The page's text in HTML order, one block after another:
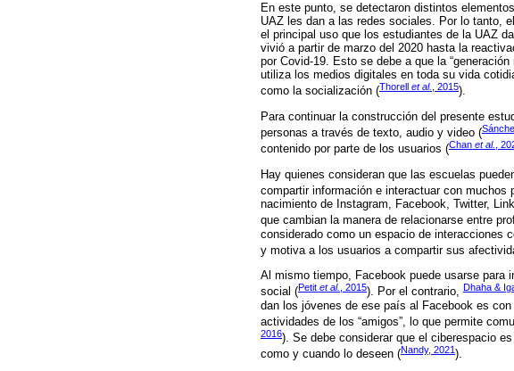
En este punto, se detectaron distintos
UAZ les dan a las redes sociales. Por lo tanto,
el principal uso que los estudiantes de la UAZ
vivió a partir de marzo del 2020 hasta la
por Covid-19. Esto se debe a que la “generación
utiliza los medios digitales en toda su vida
como la socialización (Thorell et al. , 2015).
Para continuar la construcción del presente
personas a través de texto, audio y video (
contenido por parte de los usuarios (Chan et al. ,
Hay quienes consideran que las escuelas
compartir información e interactuar con
nacimiento de Instagram, Facebook, Twitter,
que cambian la manera de relacionarse entre
considerado como un espacio de interacciones
y motiva a los usuarios a compartir sus
Al mismo tiempo, Facebook puede usarse para
social (Petit et al. , 2015). Por el contrario, Dhaha &
dan los jóvenes de ese país al Facebook es
actividades de los “amigos”, lo que permite
2016). Se debe considerar que el ciberespacio
como y cuando lo deseen (Nandy, 2021 ).